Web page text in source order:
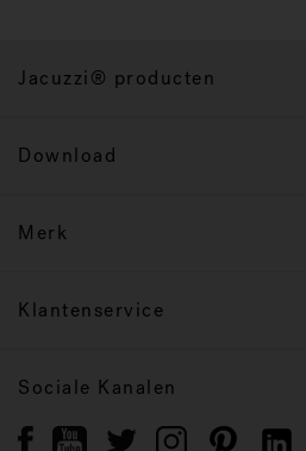
Jacuzzi® producten
Download
Merk
Klantenservice
Sociale Kanalen